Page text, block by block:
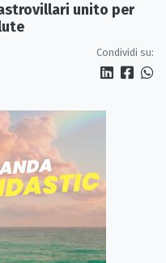
unito per
Condividi su: